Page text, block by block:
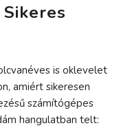
is oklevelet
amiért sikeresen
számítógépes
hangulatban telt: